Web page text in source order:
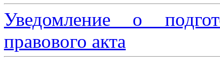
Уведомление о
правового акта